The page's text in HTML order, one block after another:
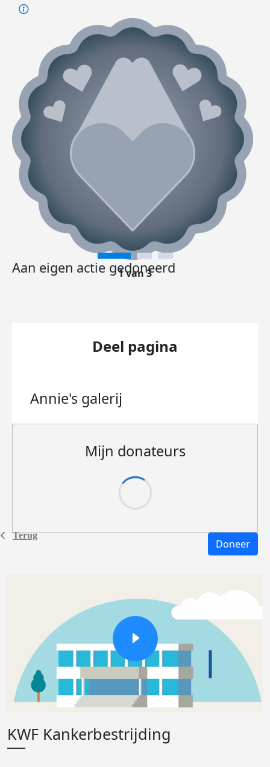
Terug
Aan eigen actie gedoneerd
1 van 3
Deel pagina
Annie's galerij
Mijn donateurs
Doneer
KWF Kankerbestrijding